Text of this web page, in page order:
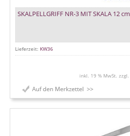
SKALPELLGRIFF NR-3 MIT SKALA 12 cm
Lieferzeit: KW36
inkl. 19 % MwSt. zzgl.